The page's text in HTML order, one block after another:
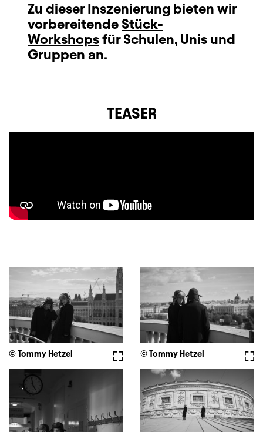
Zu dieser Inszenierung bieten wir
vorbereitende Stück-
Workshopsfür Schulen, Unis und
Gruppen an.
TEASER
Vollbild
© Tommy Hetzel © Tommy Hetzel